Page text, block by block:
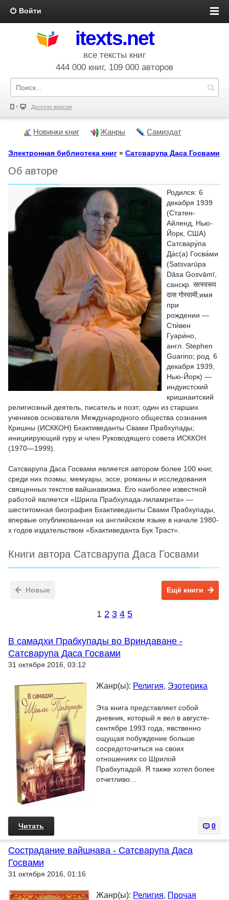
Войти
itexts.net
все тексты книг
444 000 книг, 109 000 авторов
Десктоп версия
Новинки книг Жанры Самиздат
Электронная библиотека книг » Сатсварупа Даса Госвами
Об авторе
Родился: 6
декабря 1939
(Статен-
Айленд, Нью-
Йорк, США)
Сатсвару́па
Да́с(а) Госва́ми
(Satsvarūpa
Dāsa Gosvāmī,
санскр. सत्स्वरूप
दास गोस्वामी;имя
при
рождении —
Сти́вен
Гуари́но,
англ. Stephen
Guarino; род. 6
декабря 1939,
Нью-Йорк) —
индуистский
кришнаитский
религиозный деятель, писатель и поэт; один из старших
учеников основателя Международного общества сознания
Кришны (ИСККОН) Бхактиведанты Свами Прабхупады;
инициирующий гуру и член Руководящего совета ИСККОН
(1970—1999).
Сатсварупа Даса Госвами является автором более 100 книг,
среди них поэмы, мемуары, эссе, романы и исследования
священных текстов вайшнавизма. Его наиболее известной
работой является «Шрила Прабхупада-лиламрита» —
шеститомная биография Бхактиведанты Свами Прабхупады,
впервые опубликованная на английском языке в начале 1980-
х годов издательством «Бхактиведанта Бук Траст».
Книги автора Сатсварупа Даса Госвами
Новые Ещё книги
1 2 3 4 5
В самадхи Прабхупады во Вриндаване -
Сатсварупа Даса Госвами
31 октября 2016, 03:12
Жанр(ы): Религия, Эзотерика
Эта книга представляет собой
дневник, который я вел в августе-
сентябре 1993 года, явственно
ощущая побуждение больше
сосредоточиться на своих
отношениях со Шрилой
Прабхупадой. Я также хотел более
отчетливо...
0
Читать
Сострадание вайшнава - Сатсварупа Даса
Госвами
31 октября 2016, 01:16
Жанр(ы): Религия, Прочая